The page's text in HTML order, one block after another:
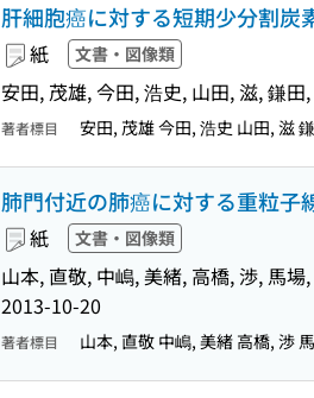
肝細胞癌に対する短期少分割炭
紙 文書・図像類
安田, 茂雄, 今田, 浩史, 山田, 滋, 鎌田
著者標目 安田, 茂雄 今田, 浩史 山田, 滋
肺門付近の肺癌に対する重粒子
紙 文書・図像類
山本, 直敬, 中嶋, 美緒, 高橋, 渉, 馬
2013-10-20
著者標目 山本, 直敬 中嶋, 美緒 高橋, 渉